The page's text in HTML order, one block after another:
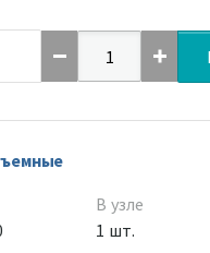
В узле
1 шт.